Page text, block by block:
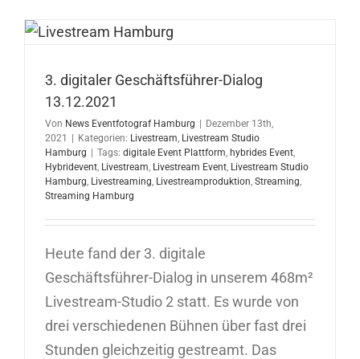
3. digitaler Geschäftsführer-Dialog
13.12.2021
Von News Eventfotograf Hamburg
Dezember 13th,
2021
Kategorien: Livestream, Livestream Studio
Hamburg
Tags: digitale Event Plattform, hybrides Event,
Hybridevent, Livestream, Livestream Event, Livestream Studio
Hamburg, Livestreaming, Livestreamproduktion, Streaming,
Streaming Hamburg
Heute fand der 3. digitale
Geschäftsführer-Dialog in unserem 468m²
Livestream-Studio 2 statt. Es wurde von
drei verschiedenen Bühnen über fast drei
Stunden gleichzeitig gestreamt. Das